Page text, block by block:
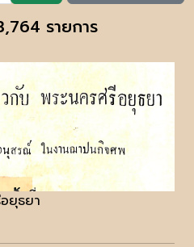
รายการ
ยุธยา